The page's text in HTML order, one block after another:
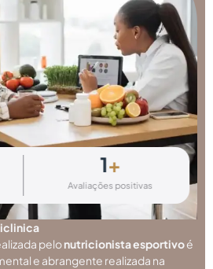
pelonutricionista esportivoé
e abrangente realizada na
Avaliações positivas
1+